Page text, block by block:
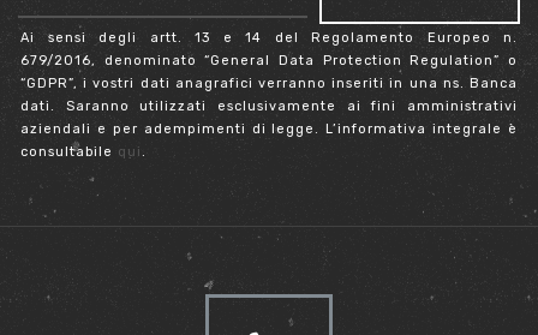
Ai sensi degli artt. 13 e 14 del Regolamento Europeo n.
679/2016, denominato “General Data Protection Regulation” o
“GDPR”, i vostri dati anagrafici verranno inseriti in una ns. Banca
dati. Saranno utilizzati esclusivamente ai fini amministrativi
aziendali e per adempimenti di legge. L’informativa integrale è
consultabile qui